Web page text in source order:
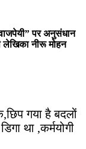
पर अनुसंधान
लेखिका नीरू मोहन
गया है बदलों
था ,कर्मयोगी